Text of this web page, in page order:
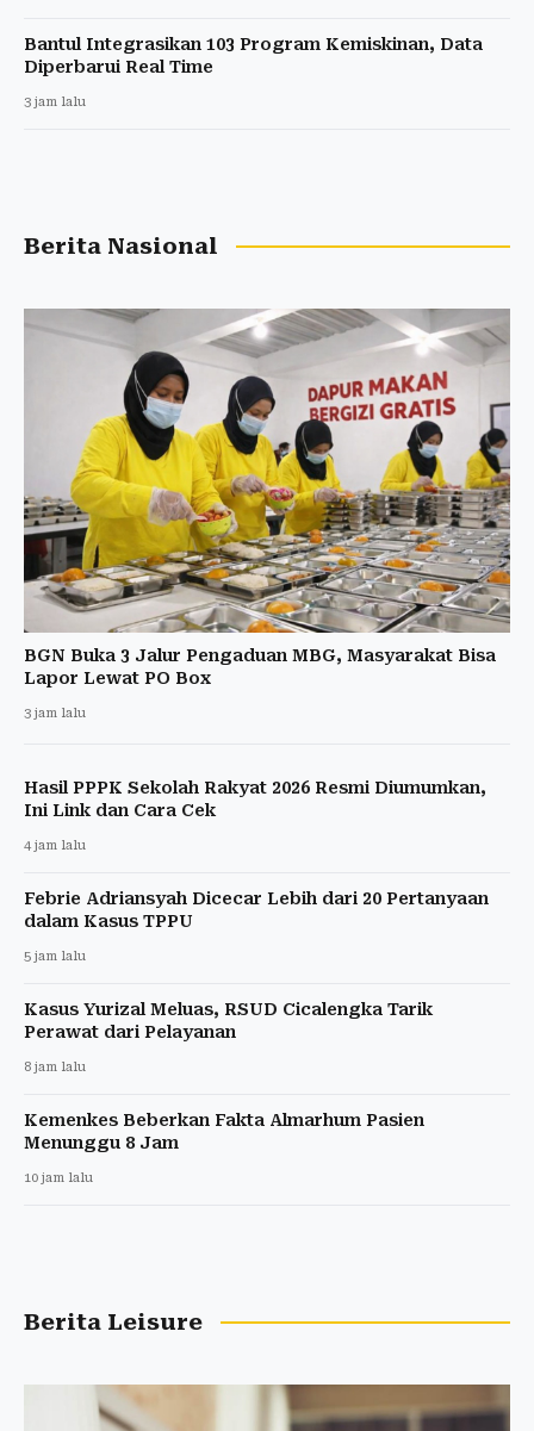
Bantul Integrasikan 103 Program Kemiskinan, Data
Diperbarui Real Time
3 jam lalu
Berita Nasional
BGN Buka 3 Jalur Pengaduan MBG, Masyarakat Bisa
Lapor Lewat PO Box
3 jam lalu
Hasil PPPK Sekolah Rakyat 2026 Resmi Diumumkan,
Ini Link dan Cara Cek
4 jam lalu
Febrie Adriansyah Dicecar Lebih dari 20 Pertanyaan
dalam Kasus TPPU
5 jam lalu
Kasus Yurizal Meluas, RSUD Cicalengka Tarik
Perawat dari Pelayanan
8 jam lalu
Kemenkes Beberkan Fakta Almarhum Pasien
Menunggu 8 Jam
10 jam lalu
Berita Leisure